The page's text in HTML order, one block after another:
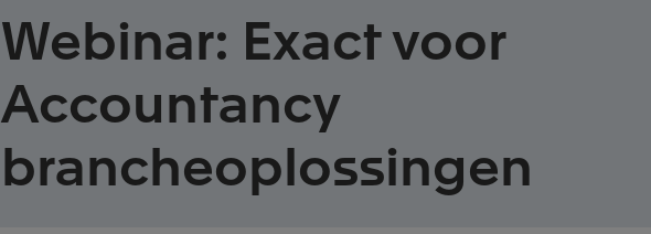
Webinar: Exact voor
Accountancy
brancheoplossingen